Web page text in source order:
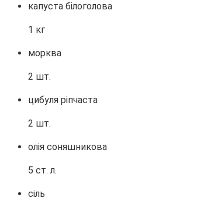
капуста білоголова
1 кг
морква
2 шт.
цибуля ріпчаста
2 шт.
олія соняшникова
5 ст. л.
сіль